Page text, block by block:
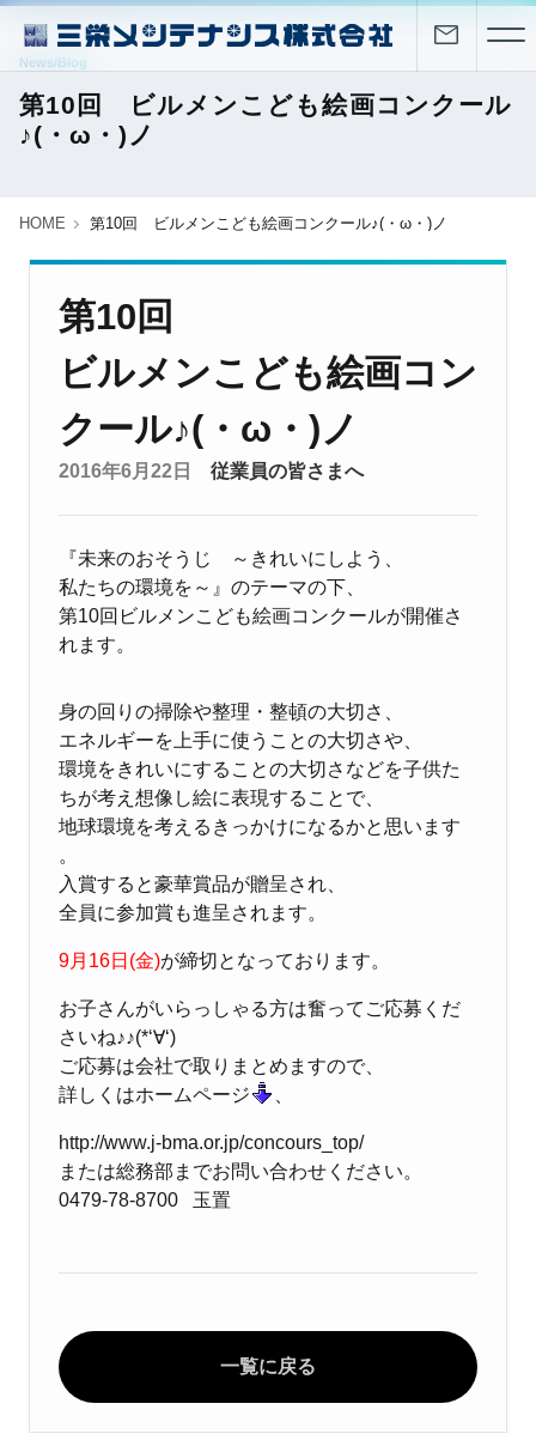
News/Blog
第10回 ビルメンこども絵画コンクール
♪(・ω・)ノ
HOME 第10回 ビルメンこども絵画コンクール♪(・ω・)ノ
第10回
ビルメンこども絵画コン
クール♪(・ω・)ノ
2016年6月22日 従業員の皆さまへ
『未来のおそうじ ～きれいにしよう、
私たちの環境を～』のテーマの下、
第10回ビルメンこども絵画コンクールが開催さ
れます。
身の回りの掃除や整理・整頓の大切さ、
エネルギーを上手に使うことの大切さや、
環境をきれいにすることの大切さなどを子供た
ちが考え想像し絵に表現することで、
地球環境を考えるきっかけになるかと思います
。
入賞すると豪華賞品が贈呈され、
全員に参加賞も進呈されます。
9月16日(金)が締切となっております。
お子さんがいらっしゃる方は奮ってご応募くだ
さいね♪♪(*‘∀‘)
ご応募は会社で取りまとめますので、
詳しくはホームページ
http://www.j-bma.or.jp/concours_top/
または総務部までお問い合わせください。
0479-78-8700 玉置
一覧に戻る